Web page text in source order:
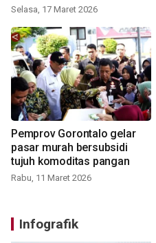
Selasa, 17 Maret 2026
Pemprov Gorontalo gelar
pasar murah bersubsidi
tujuh komoditas pangan
Rabu, 11 Maret 2026
Infografik